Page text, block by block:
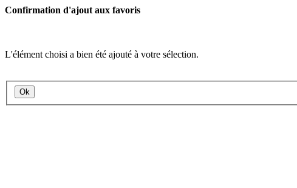
Confirmation d'ajout aux favoris
L'élément choisi a bien été ajouté à votre sélection.